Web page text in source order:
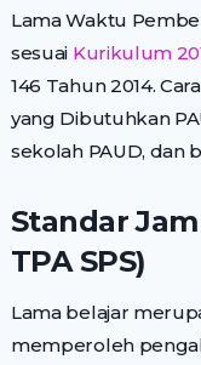
Lama Waktu
sesuai Kurikulum
146 Tahun 2014.
yang Dibutuhkan
sekolah PAUD, dan
Standar
TPA SPS)
Lama belajar
memperoleh